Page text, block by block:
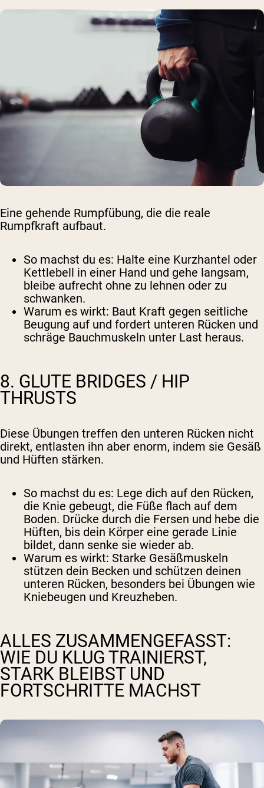
Eine gehende Rumpfübung, die die reale
Rumpfkraft aufbaut.
So machst du es: Halte eine Kurzhantel oder
Kettlebell in einer Hand und gehe langsam,
bleibe aufrecht ohne zu lehnen oder zu
schwanken.
Warum es wirkt: Baut Kraft gegen seitliche
Beugung auf und fordert unteren Rücken und
schräge Bauchmuskeln unter Last heraus.
8. GLUTE BRIDGES / HIP
THRUSTS
Diese Übungen treffen den unteren Rücken nicht
direkt, entlasten ihn aber enorm, indem sie Gesäß
und Hüften stärken.
So machst du es: Lege dich auf den Rücken,
die Knie gebeugt, die Füße flach auf dem
Boden. Drücke durch die Fersen und hebe die
Hüften, bis dein Körper eine gerade Linie
bildet, dann senke sie wieder ab.
Warum es wirkt: Starke Gesäßmuskeln
stützen dein Becken und schützen deinen
unteren Rücken, besonders bei Übungen wie
Kniebeugen und Kreuzheben.
ALLES ZUSAMMENGEFASST:
WIE DU KLUG TRAINIERST,
STARK BLEIBST UND
FORTSCHRITTE MACHST